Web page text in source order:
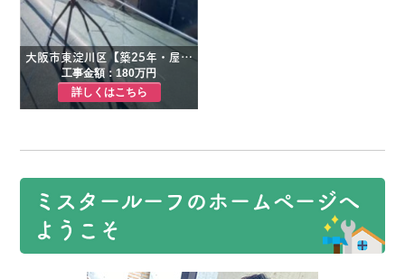
大阪市東淀川区【築25年・屋根＋外壁】スーパーガルテクトのカバー
工事金額：180万円
詳しくはこちら
ミスタールーフのホームページへ
ようこそ